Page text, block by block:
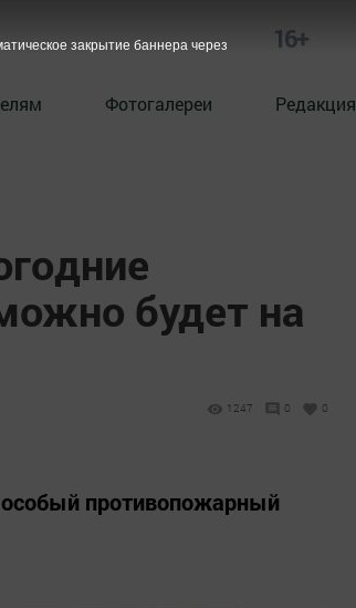
16+
Фотогалереи Редакция
будет на
1247 0 0
особый противопожарный
закрытие баннера через